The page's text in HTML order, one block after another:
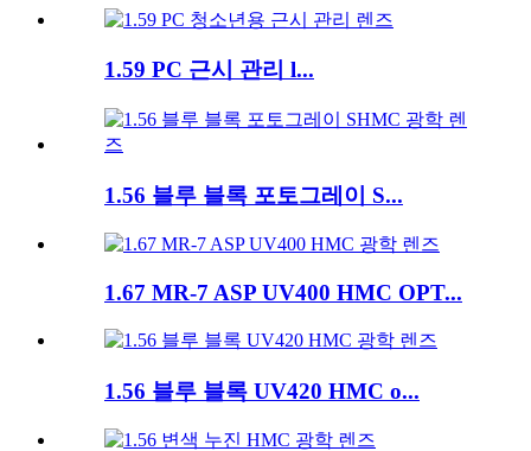
1.59 PC 근시 관리 l...
1.56 블루 블록 포토그레이 S...
1.67 MR-7 ASP UV400 HMC OPT...
1.56 블루 블록 UV420 HMC o...